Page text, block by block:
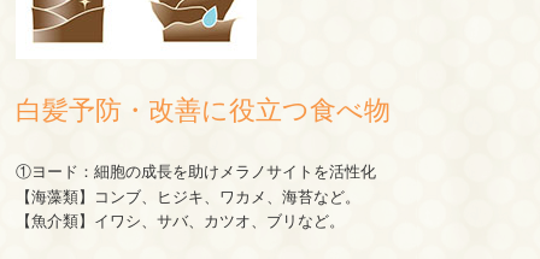
白髪予防・改善に役立つ食べ物
①ヨード：細胞の成長を助けメラノサイトを活性化
【海藻類】コンブ、ヒジキ、ワカメ、海苔など。
【魚介類】イワシ、サバ、カツオ、ブリなど。